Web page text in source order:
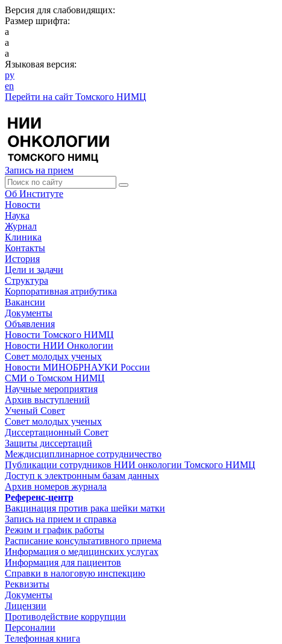
Версия для слабовидящих:
Размер шрифта:
a
a
a
Языковая версия:
ру
en
Перейти на сайт Томского НИМЦ
Запись на прием
Об Институте
Новости
Наука
Журнал
Клиника
Контакты
История
Цели и задачи
Структура
Корпоративная атрибутика
Вакансии
Документы
Объявления
Новости Томского НИМЦ
Новости НИИ Онкологии
Совет молодых ученых
Новости МИНОБРНАУКИ России
СМИ о Томском НИМЦ
Научные мероприятия
Архив выступлений
Ученый Совет
Совет молодых ученых
Диссертационный Совет
Защиты диссертаций
Междисциплинарное сотрудничество
Публикации сотрудников НИИ онкологии Томского НИМЦ
Доступ к электронным базам данных
Архив номеров журнала
Референс-центр
Вакцинация против рака шейки матки
Запись на прием и справка
Режим и график работы
Расписание консультативного приема
Информация о медицинских услугах
Информация для пациентов
Справки в налоговую инспекцию
Реквизиты
Документы
Лицензии
Противодействие коррупции
Персоналии
Телефонная книга